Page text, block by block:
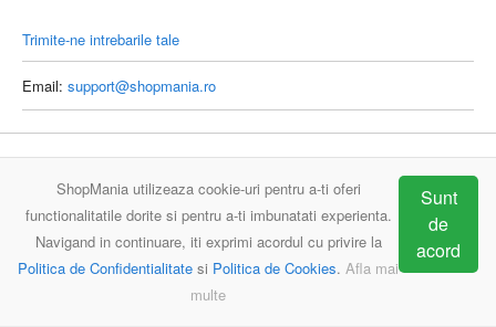
Trimite-ne intrebarile tale
Email: support@shopmania.ro
ShopMania utilizeaza cookie-uri pentru a-ti oferi
functionalitatile dorite si pentru a-ti imbunatati experienta.
Navigand in continuare, iti exprimi acordul cu privire la
Politica de Confidentialitate si Politica de Cookies. Afla mai
multe
Sunt
de
acord